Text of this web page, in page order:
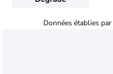
Données établies par